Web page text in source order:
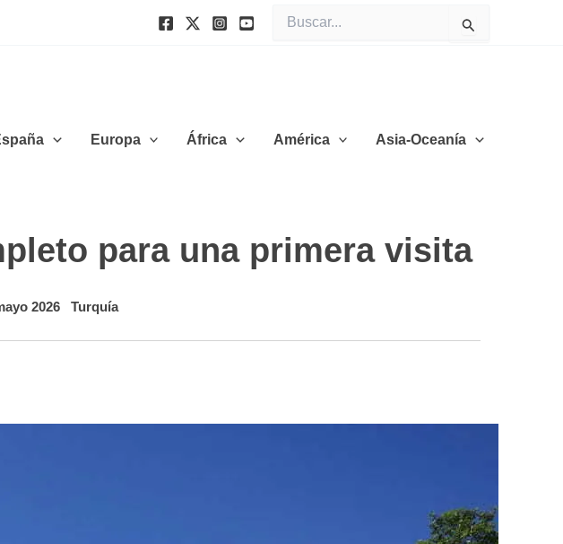
por:
Europa África América Asia-Oceanía
para una primera visita
2026 Turquía